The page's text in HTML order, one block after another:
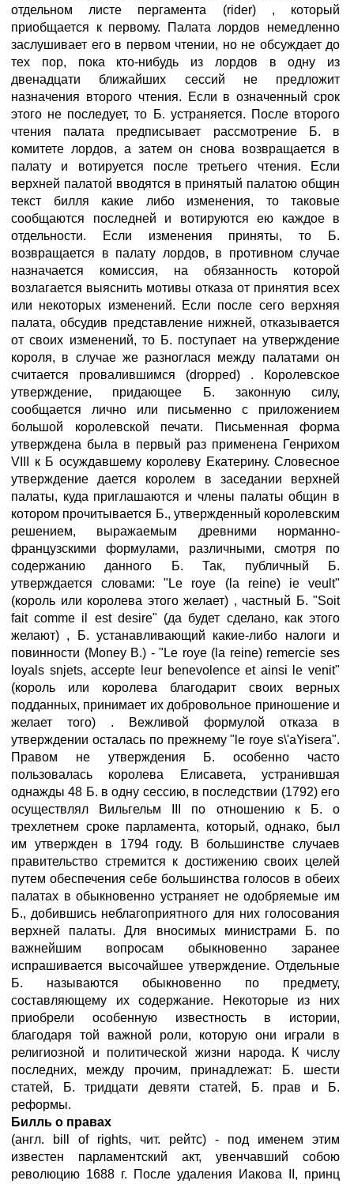
отдельном листе пергамента (rider) , который
приобщается к первому. Палата лордов немедленно
заслушивает его в первом чтении, но не обсуждает до
тех пор, пока кто-нибудь из лордов в одну из
двенадцати ближайших сессий не предложит
назначения второго чтения. Если в означенный срок
этого не последует, то Б. устраняется. После второго
чтения палата предписывает рассмотрение Б. в
комитете лордов, а затем он снова возвращается в
палату и вотируется после третьего чтения. Если
верхней палатой вводятся в принятый палатою общин
текст билля какие либо изменения, то таковые
сообщаются последней и вотируются ею каждое в
отдельности. Если изменения приняты, то Б.
возвращается в палату лордов, в противном случае
назначается комиссия, на обязанность которой
возлагается выяснить мотивы отказа от принятия всех
или некоторых изменений. Если после сего верхняя
палата, обсудив представление нижней, отказывается
от своих изменений, то Б. поступает на утверждение
короля, в случае же разноглася между палатами он
считается провалившимся (dropped) . Королевское
утверждение, придающее Б. законную силу,
сообщается лично или письменно с приложением
большой королевской печати. Письменная форма
утверждена была в первый раз применена Генрихом
VIII к Б осуждавшему королеву Екатерину. Словесное
утверждение дается королем в заседании верхней
палаты, куда приглашаются и члены палаты общин в
котором прочитывается Б., утвержденный королевским
решением, выражаемым древними норманно-
французскими формулами, различными, смотря по
содержанию данного Б. Так, публичный Б.
утверждается словами: "Le roye (la reine) ie veult"
(король или королева этого желает) , частный Б. "Soit
fait comme il est desire" (да будет сделано, как этого
желают) , Б. устанавливающий какие-либо налоги и
повинности (Money В.) - "Le roye (la reine) remercie ses
loyals snjets, accepte leur benevolence et ainsi le venit"
(король или королева благодарит своих верных
подданных, принимает их добровольное приношение и
желает того) . Вежливой формулой отказа в
утверждении осталась по прежнему "le roye s\'aYisera".
Правом не утверждения Б. особенно часто
пользовалась королева Елисавета, устранившая
однажды 48 Б. в одну сессию, в последствии (1792) его
осуществлял Вильгельм III по отношению к Б. о
трехлетнем сроке парламента, который, однако, был
им утвержден в 1794 году. В большинстве случаев
правительство стремится к достижению своих целей
путем обеспечения себе большинства голосов в обеих
палатах в обыкновенно устраняет не одобряемые им
Б., добившись неблагоприятного для них голосования
верхней палаты. Для вносимых министрами Б. по
важнейшим вопросам обыкновенно заранее
испрашивается высочайшее утверждение. Отдельные
Б. называются обыкновенно по предмету,
составляющему их содержание. Некоторые из них
приобрели особенную известность в истории,
благодаря той важной роли, которую они играли в
религиозной и политической жизни народа. К числу
последних, между прочим, принадлежат: Б. шести
статей, Б. тридцати девяти статей, Б. прав и Б.
реформы.
Билль о правах
(англ. bill of rights, чит. рейтс) - под именем этим
известен парламентский акт, увенчавший собою
революцию 1688 г. После удаления Иакова II, принц